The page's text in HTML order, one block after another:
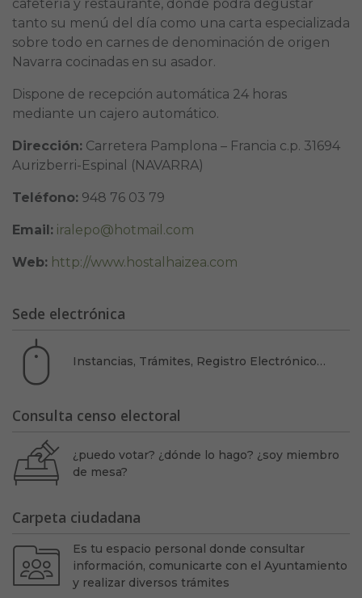
cafetería y restaurante, donde podrá degustar
tanto su menú del día como una carta especializada
sobre todo en carnes de denominación de origen
Navarra cocinadas en su asador.
Dispone de recepción automática 24 horas
mediante un cajero automático.
Dirección: Carretera Pamplona – Francia c.p. 31694
Aurizberri-Espinal (NAVARRA)
Teléfono: 948 76 03 79
Email: iralepo@hotmail.com
Web: http://www.hostalhaizea.com
Sede electrónica
Instancias, Trámites, Registro Electrónico…
Consulta censo electoral
¿puedo votar? ¿dónde lo hago? ¿soy miembro
de mesa?
Carpeta ciudadana
Es tu espacio personal donde consultar
información, comunicarte con el Ayuntamiento
y realizar diversos trámites